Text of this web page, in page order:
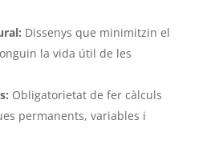
Dissenys que minimitzin el
la vida útil de les
Obligatorietat de fer càlculs
permanents, variables i